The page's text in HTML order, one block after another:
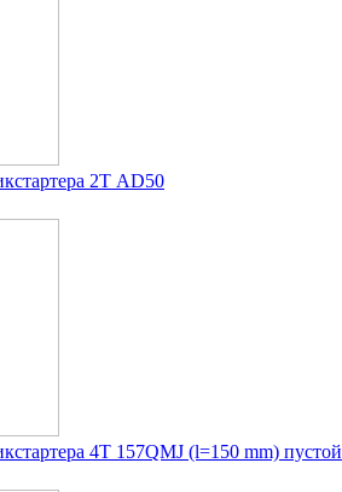
2Т АD50
4Т 157QMJ (l=150 mm) пустой